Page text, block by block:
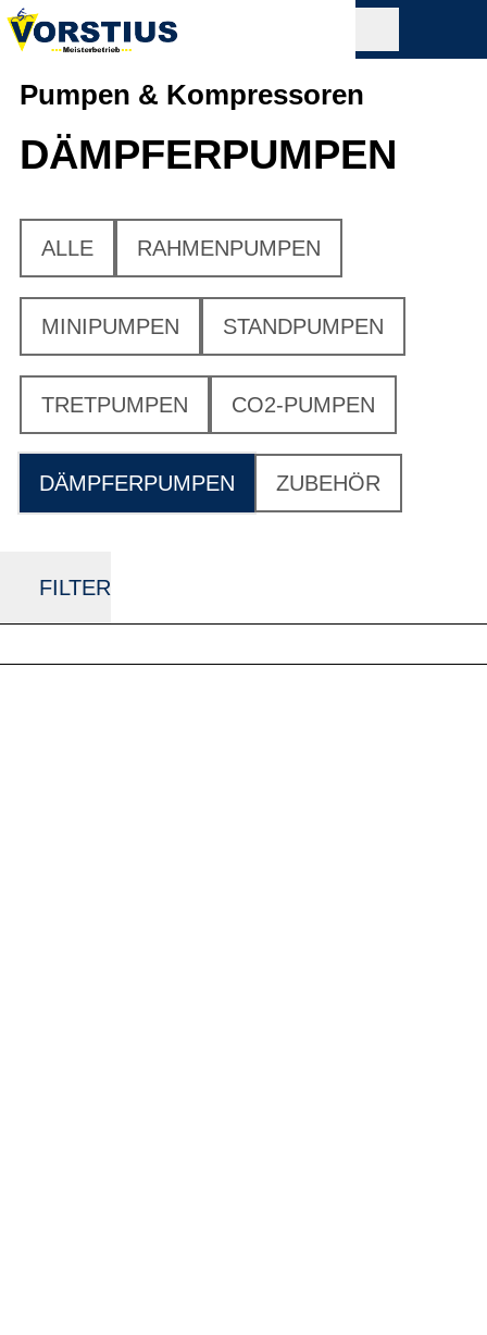
Pumpen & Kompressoren
DÄMPFERPUMPEN
ALLE RAHMENPUMPEN
MINIPUMPEN STANDPUMPEN
TRETPUMPEN CO2-PUMPEN
DÄMPFERPUMPEN ZUBEHÖR
FILTER